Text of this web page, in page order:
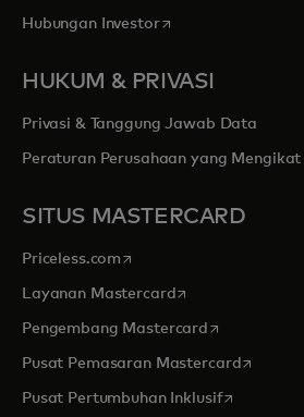
Hubungan Investoropens in a new tab
HUKUM & PRIVASI
Privasi & Tanggung Jawab Data
Peraturan Perusahaan yang
SITUS MASTERCARD
Priceless.com opens in a new tab
Layanan Mastercardopens in a new
Pengembang Mastercard opens in a
Pusat Pemasaran Mastercardopens in
Pusat Pertumbuhan Inklusifopens in a